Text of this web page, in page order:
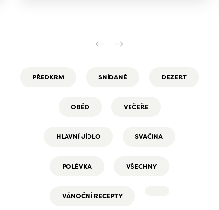
PŘEDKRM SNÍDANĚ DEZERT
OBĚD VEČEŘE
HLAVNÍ JÍDLO SVAČINA
POLÉVKA VŠECHNY
VÁNOČNÍ RECEPTY